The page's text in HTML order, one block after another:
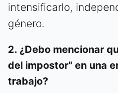
intensificarlo,
género.
2. ¿Debo mencionar
del impostor" en una
trabajo?